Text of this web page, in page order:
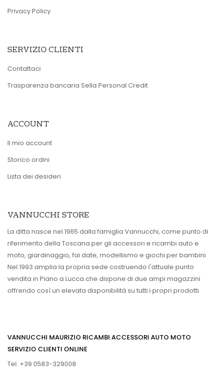
Privacy Policy
SERVIZIO CLIENTI
Contattaci
Trasparenza bancaria Sella Personal Credit
ACCOUNT
Il mio account
Storico ordini
Lista dei desideri
VANNUCCHI STORE
La ditta nasce nel 1965 dalla famiglia Vannucchi, come punto di
riferimento della Toscana per gli accessori e ricambi auto e
moto, giardinaggio, fai date, modellismo e giochi per bambini.
Nel 1993 amplia la propria sede costruendo l'attuale punto
vendita in Piano a Lucca che dispone di due ampi magazzini
offrendo così un elevata disponibilità su tutti i propri prodotti.
VANNUCCHI MAURIZIO RICAMBI ACCESSORI AUTO MOTO
SERVIZIO CLIENTI ONLINE
Tel. +39 0583-329008